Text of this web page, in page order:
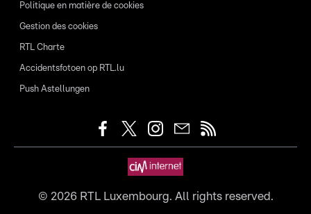
Politique en matière de cookies
Gestion des cookies
RTL Charte
Accidentsfotoen op RTL.lu
Push Astellungen
© 2026RTL Luxembourg. All rights reserved.